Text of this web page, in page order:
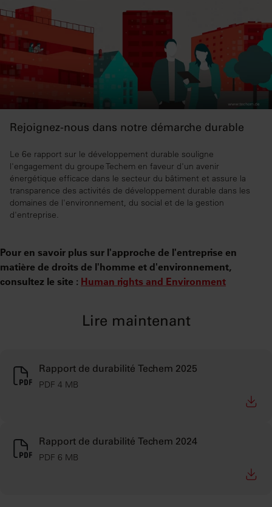
Rejoignez-nous dans notre démarche durable
Le 6e rapport sur le développement durable souligne
l'engagement du groupe Techem en faveur d'un avenir
énergétique efficace dans le secteur du bâtiment et assure la
transparence des activités de développement durable dans les
domaines de l'environnement, du social et de la gestion
d'entreprise.
Pour en savoir plus sur l'approche de l'entreprise en
matière de droits de l'homme et d'environnement,
consultez le site : Human rights and Environment
Lire maintenant
Rapport de durabilité Techem 2025
PDF 4 MB
Rapport de durabilité Techem 2024
PDF 6 MB